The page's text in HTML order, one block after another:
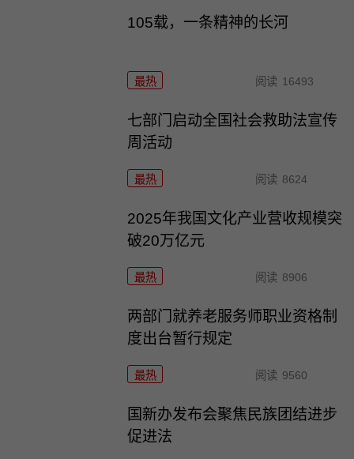
105载，一条精神的长河
最热 阅读 16493
七部门启动全国社会救助法宣传
周活动
最热 阅读 8624
2025年我国文化产业营收规模突
破20万亿元
最热 阅读 8906
两部门就养老服务师职业资格制
度出台暂行规定
最热 阅读 9560
国新办发布会聚焦民族团结进步
促进法